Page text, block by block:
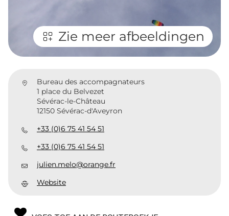
Zie meer afbeeldingen
Bureau des accompagnateurs
1 place du Belvezet
Sévérac-le-Château
12150 Sévérac-d'Aveyron
+33 (0)6 75 41 54 51
+33 (0)6 75 41 54 51
julien.melo@orange.fr
Website